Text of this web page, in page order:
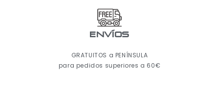
ENVÍOS
GRATUITOS a PENÍNSULA
para pedidos superiores a 60€